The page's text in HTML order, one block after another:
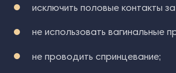
исключить половые контакты
не использовать вагинальные
не проводить спринцевание;